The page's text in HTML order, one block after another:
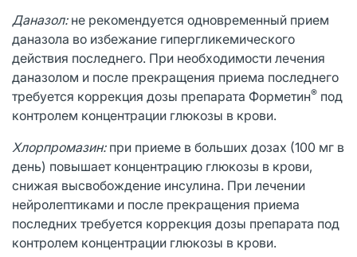
Даназол:не рекомендуется одновременный прием
даназола во избежание гипергликемического
действия последнего. При необходимости лечения
даназолом и после прекращения приема последнего
требуется коррекция дозы препарата Форметин® под
контролем концентрации глюкозы в крови.
Хлорпромазин:при приеме в больших дозах (100 мг в
день) повышает концентрацию глюкозы в крови,
снижая высвобождение инсулина. При лечении
нейролептиками и после прекращения приема
последних требуется коррекция дозы препарата под
контролем концентрации глюкозы в крови.